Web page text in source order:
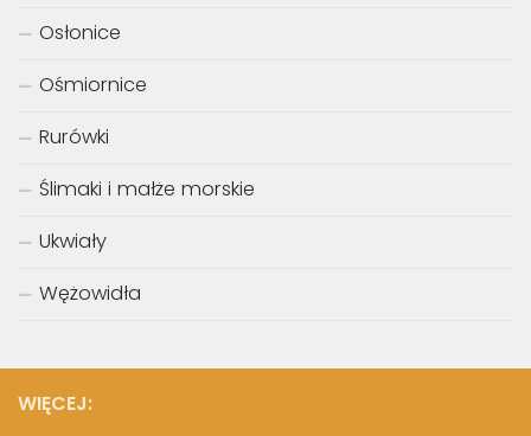
Osłonice
Ośmiornice
Rurówki
Ślimaki i małże morskie
Ukwiały
Wężowidła
WIĘCEJ: